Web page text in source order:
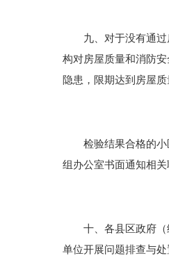
九、对于没有通过房
构对房屋质量和消防
隐患，限期达到房屋
检验结果合格的小区
组办公室书面通知相
十、各县区政府（经
单位开展问题排查与